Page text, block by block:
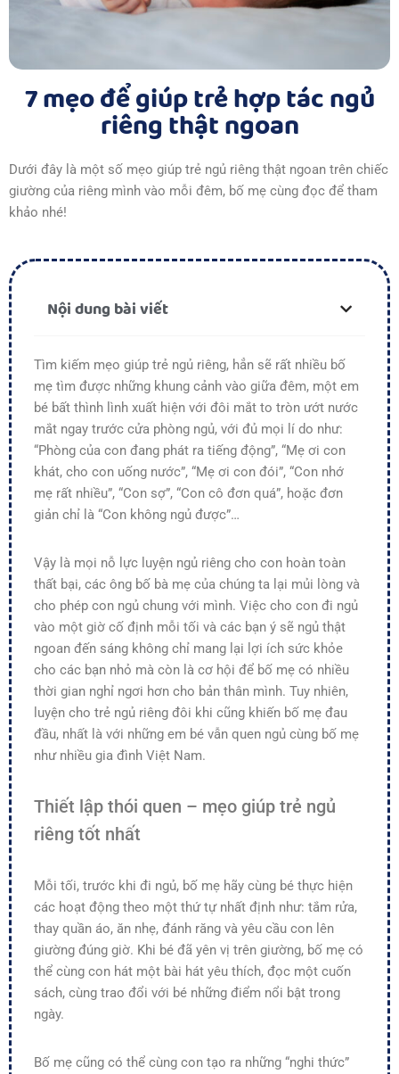
7 mẹo để giúp trẻ hợp tác ngủ
riêng thật ngoan
Dưới đây là một số mẹo giúp trẻ ngủ riêng thật ngoan trên chiếc
giường của riêng mình vào mỗi đêm, bố mẹ cùng đọc để tham
khảo nhé!
Nội dung bài viết
Tìm kiếm mẹo giúp trẻ ngủ riêng, hẳn sẽ rất nhiều bố
mẹ tìm được những khung cảnh vào giữa đêm, một em
bé bất thình lình xuất hiện với đôi mắt to tròn ướt nước
mắt ngay trước cửa phòng ngủ, với đủ mọi lí do như:
“Phòng của con đang phát ra tiếng động”, “Mẹ ơi con
khát, cho con uống nước”, “Mẹ ơi con đói”, “Con nhớ
mẹ rất nhiều”, “Con sợ”, “Con cô đơn quá”, hoặc đơn
giản chỉ là “Con không ngủ được”…
Vậy là mọi nỗ lực luyện ngủ riêng cho con hoàn toàn
thất bại, các ông bố bà mẹ của chúng ta lại mủi lòng và
cho phép con ngủ chung với mình. Việc cho con đi ngủ
vào một giờ cố định mỗi tối và các bạn ý sẽ ngủ thật
ngoan đến sáng không chỉ mang lại lợi ích sức khỏe
cho các bạn nhỏ mà còn là cơ hội để bố mẹ có nhiều
thời gian nghỉ ngơi hơn cho bản thân mình. Tuy nhiên,
luyện cho trẻ ngủ riêng đôi khi cũng khiến bố mẹ đau
đầu, nhất là với những em bé vẫn quen ngủ cùng bố mẹ
như nhiều gia đình Việt Nam.
Thiết lập thói quen – mẹo giúp trẻ ngủ
riêng tốt nhất
Mỗi tối, trước khi đi ngủ, bố mẹ hãy cùng bé thực hiện
các hoạt động theo một thứ tự nhất định như: tắm rửa,
thay quần áo, ăn nhẹ, đánh răng và yêu cầu con lên
giường đúng giờ. Khi bé đã yên vị trên giường, bố mẹ có
thể cùng con hát một bài hát yêu thích, đọc một cuốn
sách, cùng trao đổi với bé những điểm nổi bật trong
ngày.
Bố mẹ cũng có thể cùng con tạo ra những “nghi thức”